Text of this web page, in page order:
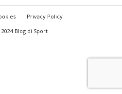
Privacy Policy
Blog di Sport